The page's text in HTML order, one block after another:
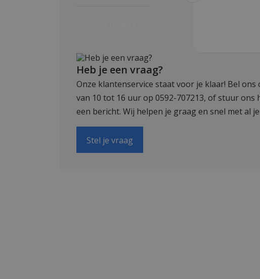
Heb je een vraag?
Onze klantenservice staat voor je klaar! Bel ons
van 10 tot 16 uur op 0592-707213, of stuur ons
een bericht. Wij helpen je graag en snel met al
Stel je vraag